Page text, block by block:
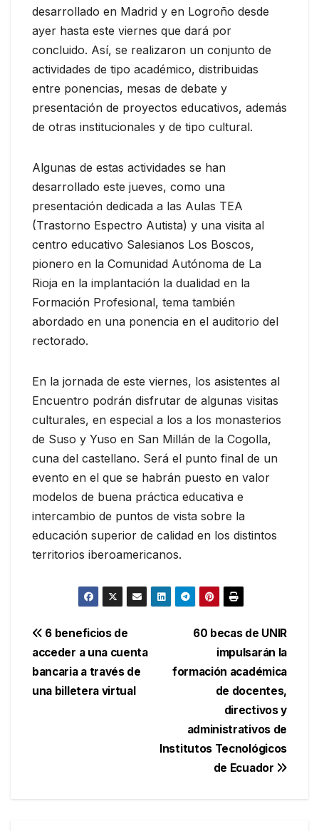
desarrollado en Madrid y en Logroño desde
ayer hasta este viernes que dará por
concluido. Así, se realizaron un conjunto de
actividades de tipo académico, distribuidas
entre ponencias, mesas de debate y
presentación de proyectos educativos, además
de otras institucionales y de tipo cultural.
Algunas de estas actividades se han
desarrollado este jueves, como una
presentación dedicada a las Aulas TEA
(Trastorno Espectro Autista) y una visita al
centro educativo Salesianos Los Boscos,
pionero en la Comunidad Autónoma de La
Rioja en la implantación la dualidad en la
Formación Profesional, tema también
abordado en una ponencia en el auditorio del
rectorado.
En la jornada de este viernes, los asistentes al
Encuentro podrán disfrutar de algunas visitas
culturales, en especial a los a los monasterios
de Suso y Yuso en San Millán de la Cogolla,
cuna del castellano. Será el punto final de un
evento en el que se habrán puesto en valor
modelos de buena práctica educativa e
intercambio de puntos de vista sobre la
educación superior de calidad en los distintos
territorios iberoamericanos.
Navegación
de
entradas
60 becas de UNIR
impulsarán la
formación académica
de docentes,
directivos y
administrativos de
Institutos Tecnológicos
de Ecuador
6 beneficios de
acceder a una cuenta
bancaria a través de
una billetera virtual